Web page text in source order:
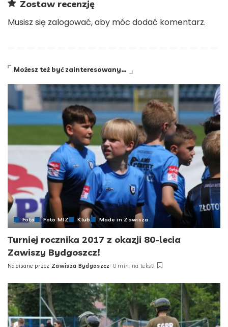
Zostaw recenzję
Musisz się zalogować, aby móc dodać komentarz.
Możesz też być zainteresowany…
Foto Foto MIZ Klub Made in Zawisza
Turniej rocznika 2017 z okazji 80-lecia
Zawiszy Bydgoszcz!
Posted
Napisane przez Zawisza Bydgoszcz 0 min. na tekst